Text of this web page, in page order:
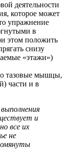
деятельности
которое может
упражнение
в
этом положить
снизу
«этажи»)
тазовые мышцы,
части и в
и
все их
не